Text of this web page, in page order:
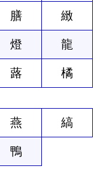
膳 緻
燈 龍
蕗 橘
燕 縞
鴨